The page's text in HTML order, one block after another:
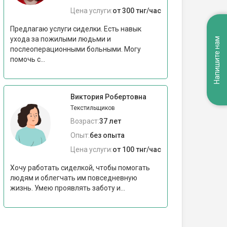
Цена услуги:от 300 тнг/час
Предлагаю услуги сиделки. Есть навык
ухода за пожилыми людьми и
послеоперационными больными. Могу
помочь с...
Виктория Робертовна
Текстильщиков
Возраст:37 лет
Опыт:без опыта
Цена услуги:от 100 тнг/час
Хочу работать сиделкой, чтобы помогать
людям и облегчать им повседневную
жизнь. Умею проявлять заботу и...
Напишите нам